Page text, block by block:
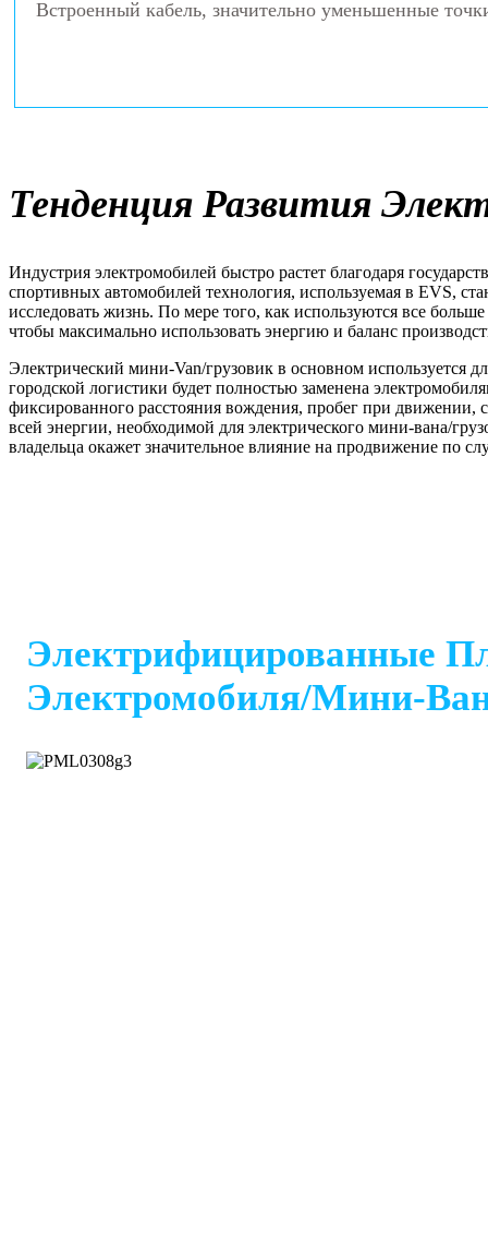
Встроенный кабель, значительно уменьшенные
Тенденция Развития
Индустрия электромобилей быстро растет благодаря
спортивных автомобилей технология, используемая в EVS,
исследовать жизнь. По мере того, как используются все
чтобы максимально использовать энергию и баланс
Электрический мини-Van/грузовик в основном используется
городской логистики будет полностью заменена
фиксированного расстояния вождения, пробег при движении,
всей энергии, необходимой для электрического мини-вана/
владельца окажет значительное влияние на продвижение по
Электрифицированные
Электромобиля/мини-